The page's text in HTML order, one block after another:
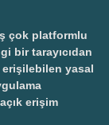
çok platformlu
bir tarayıcıdan
erişilebilen yasal
erişim